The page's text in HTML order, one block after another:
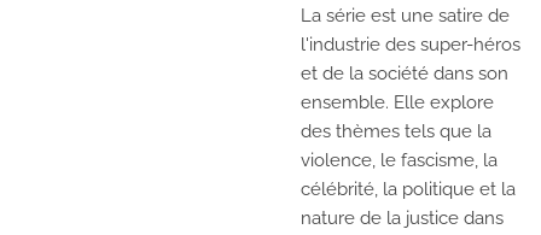
La série est une satire de
l'industrie des super-héros
et de la société dans son
ensemble. Elle explore
des thèmes tels que la
violence, le fascisme, la
célébrité, la politique et la
nature de la justice dans